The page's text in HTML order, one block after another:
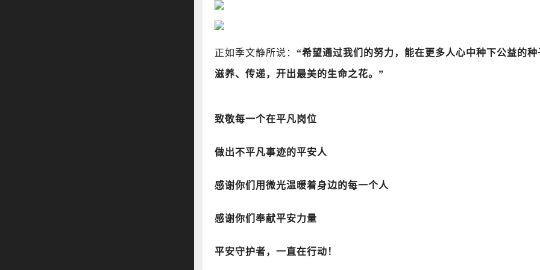
正如季文静所说： “希望通过我们的努力，能在更多人心中种下公益的种
滋养、传递，开出最美的生命之花。”
致敬每一个在平凡岗位
做出不平凡事迹的平安人
感谢你们用微光温暖着身边的每一个人
感谢你们奉献平安力量
平安守护者，一直在行动！